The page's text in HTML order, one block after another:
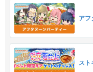
アフ
スト